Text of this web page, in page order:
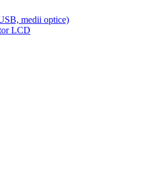
medii optice)
LCD